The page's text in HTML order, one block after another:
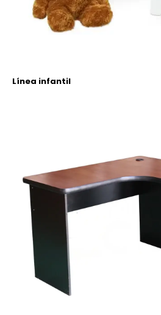
Línea infantil